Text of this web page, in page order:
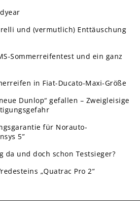
und (vermutlich) Enttäuschung
Sommerreifentest und ein ganz
in Fiat-Ducato-Maxi-Größe
Dunlop“ gefallen – Zweigleisige
für Norauto-
5”
da und doch schon Testsieger?
„Quatrac Pro 2“